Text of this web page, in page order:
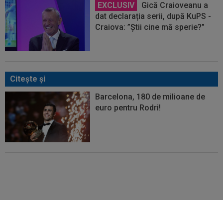
EXCLUSIV
Gică Craioveanu a
dat declarația serii, după KuPS -
Craiova: ”Știi cine mă sperie?”
Citeşte şi
Barcelona, 180 de milioane de
euro pentru Rodri!